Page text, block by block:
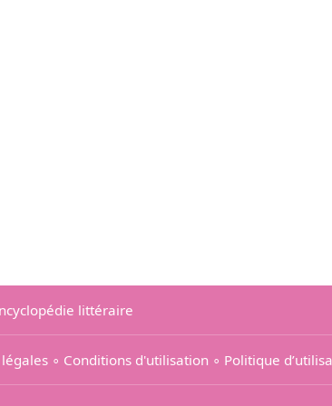
littéraire
∘ Conditions d'utilisation ∘ Politique